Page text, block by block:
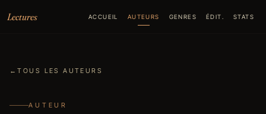
Lectures
ACCUEIL AUTEURS GENRES ÉDIT. STATS
←TOUS LES AUTEURS
AUTEUR